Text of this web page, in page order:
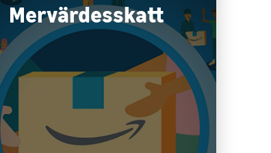
Mervärdesskatt